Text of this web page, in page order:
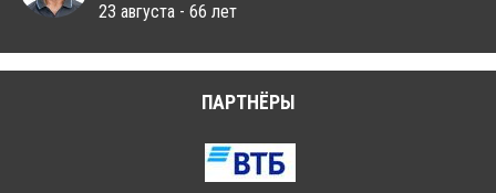
23 августа - 66 лет
ПАРТНЁРЫ